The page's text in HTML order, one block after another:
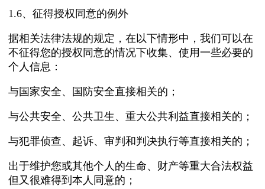
1.6、征得授权同意的例外
据相关法律法规的规定，在以下情形中，我们可以在
不征得您的授权同意的情况下收集、使用一些必要的
个人信息：
与国家安全、国防安全直接相关的；
与公共安全、公共卫生、重大公共利益直接相关的；
与犯罪侦查、起诉、审判和判决执行等直接相关的；
出于维护您或其他个人的生命、财产等重大合法权益
但又很难得到本人同意的；